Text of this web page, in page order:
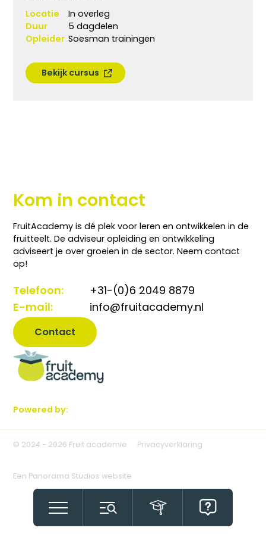
Locatie
In overleg
Duur
5 dagdelen
Opleider Soesman trainingen
Bekijk cursus
Kom in contact
FruitAcademy is dé plek voor leren en ontwikkelen in de
fruitteelt. De adviseur opleiding en ontwikkeling
adviseert je over groeien in de sector. Neem contact
op!
Telefoon:
+31-(0)6 2049 8879
E-mail:
info@fruitacademy.nl
Contact
Powered by:
© 2024 - 2026 Fruit academie Privacyverklaring
Een Panorama Studios website